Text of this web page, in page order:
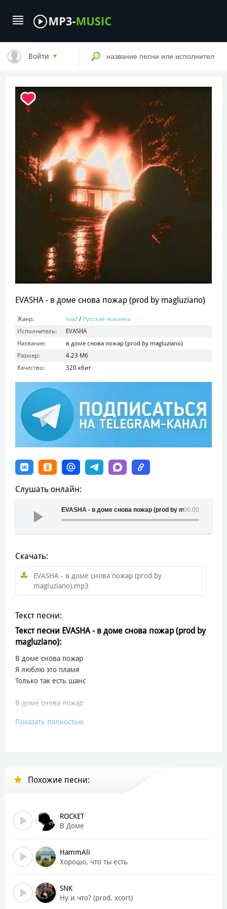
Войти
0
EVASHA - в доме снова пожар (prod by magluziano)
Жанр: load / Русские новинки
Исполнитель:
EVASHA
Название:
в доме снова пожар (prod by magluziano)
Размер:
4.23 Мб
Качество:
320 кбит
Слушать онлайн:
00:00
EVASHA - в доме снова пожар (prod by magluziano)
Скачать:
EVASHA - в доме снова пожар (prod by
magluziano).mp3
Текст песни:
Текст песни EVASHA - в доме снова пожар (prod by
magluziano):
В доме снова пожар
Я люблю это пламя
Только так есть шанс
В доме снова пожар
Только так есть шанс всё начать сначала
Ругань из-за стены
Больно видеть, как ты гасишь наши огни
Меня снова тянет знакомо
Написать ищем повод
Это любовь или пропасть?
Показать полностью
Похожие песни:
ROCKET
В Доме
HammAli
Хорошо, что ты есть
SNK
Ну и что? (prod. xcort)